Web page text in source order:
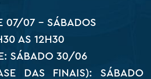
07/07 – SÁBADOS
AS 12H30
SÁBADO 30/06
DAS FINAIS): SÁBADO